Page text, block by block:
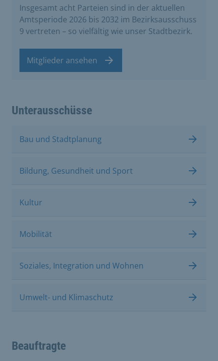
Insgesamt acht Parteien sind in der aktuellen
Amtsperiode 2026 bis 2032 im Bezirksausschuss
9 vertreten – so vielfältig wie unser Stadtbezirk.
Mitglieder ansehen
Unterausschüsse
Bau und Stadtplanung
Bildung, Gesundheit und Sport
Kultur
Mobilität
Soziales, Integration und Wohnen
Umwelt- und Klimaschutz
Beauftragte